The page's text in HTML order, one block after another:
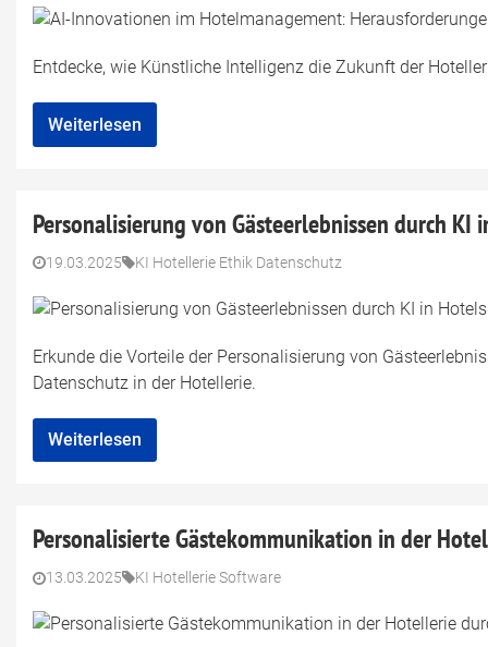
Entdecke, wie Künstliche Intelligenz die Zukunft der
Weiterlesen
Personalisierung von Gästeerlebnissen durch KI
19.03.2025 KI Hotellerie Ethik Datenschutz
Erkunde die Vorteile der Personalisierung von
Datenschutz in der Hotellerie.
Weiterlesen
Personalisierte Gästekommunikation in der
13.03.2025 KI Hotellerie Software